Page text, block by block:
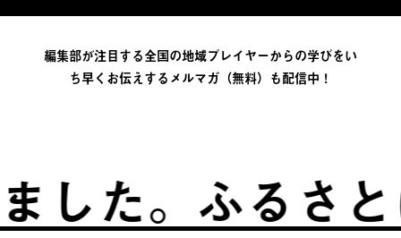
編集部が注目する全国の地域プレイヤーからの学びをい
ち早くお伝えするメルマガ（無料）も配信中！
ふるさとは、自